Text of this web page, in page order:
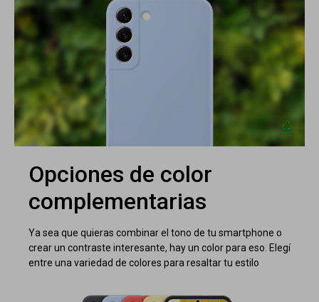
Opciones de color
complementarias
Ya sea que quieras combinar el tono de tu smartphone o
crear un contraste interesante, hay un color para eso. Elegí
entre una variedad de colores para resaltar tu estilo